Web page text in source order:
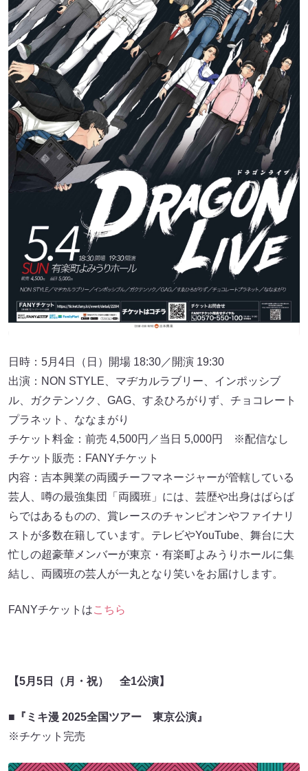
日時：5月4日（日）開場 18:30／開演 19:30
出演：NON STYLE、マヂカルラブリー、インポッシブ
ル、ガクテンソク、GAG、すゑひろがりず、チョコレート
プラネット、ななまがり
チケット料金：前売 4,500円／当日 5,000円 ※配信なし
チケット販売：FANYチケット
内容：吉本興業の両國チーフマネージャーが管轄している
芸人、噂の最強集団「両國班」には、芸歴や出身はばらば
らではあるものの、賞レースのチャンピオンやファイナリ
ストが多数在籍しています。テレビやYouTube、舞台に大
忙しの超豪華メンバーが東京・有楽町よみうりホールに集
結し、両國班の芸人が一丸となり笑いをお届けします。
FANYチケットはこちら
【5月5日（月・祝） 全1公演】
■『ミキ漫 2025全国ツアー 東京公演』
※チケット完売